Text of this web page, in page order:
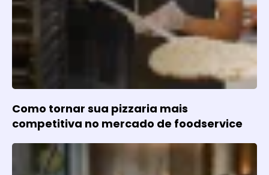
Como tornar sua pizzaria mais
competitiva no mercado de foodservice